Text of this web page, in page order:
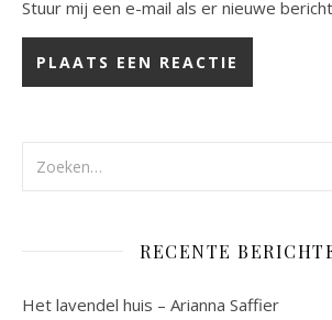
Stuur mij een e-mail als er nieuwe
RECENTE
Het lavendel huis – Arianna Saffier